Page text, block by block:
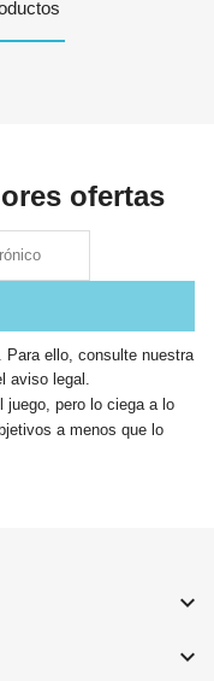
ofertas
Para ello, consulte nuestra
aviso legal.
juego, pero lo ciega a lo
a menos que lo

